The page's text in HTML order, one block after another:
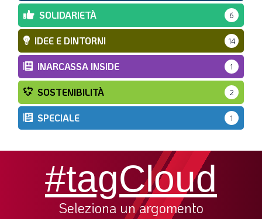
SOLIDARIETÀ 6
IDEE E DINTORNI 14
INARCASSA INSIDE 1
SOSTENIBILITÀ 2
SPECIALE 1
#tagCloud
Seleziona un argomento